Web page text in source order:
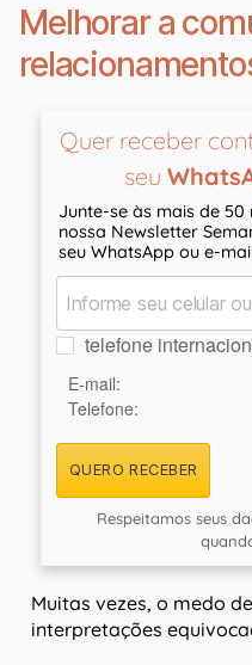
Melhorar a
Quer receber
seu
Junte-se às mais de
nossa Newsletter
seu WhatsApp ou e-
telefone
E-mail:
Telefone:
QUERO RECEBER
Respeitamos seus
Muitas vezes, o medo
interpretações